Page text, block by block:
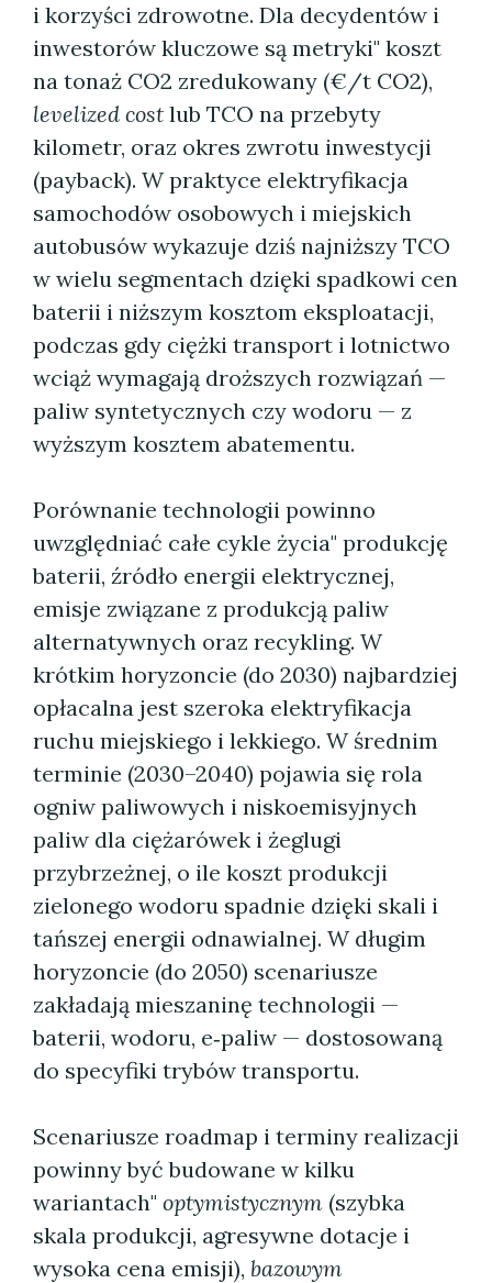
i korzyści zdrowotne. Dla decydentów i
inwestorów kluczowe są metryki" koszt
na tonaż CO2 zredukowany (€/t CO2),
levelized cost lub TCO na przebyty
kilometr, oraz okres zwrotu inwestycji
(payback). W praktyce elektryfikacja
samochodów osobowych i miejskich
autobusów wykazuje dziś najniższy TCO
w wielu segmentach dzięki spadkowi cen
baterii i niższym kosztom eksploatacji,
podczas gdy ciężki transport i lotnictwo
wciąż wymagają droższych rozwiązań —
paliw syntetycznych czy wodoru — z
wyższym kosztem abatementu.
Porównanie technologii powinno
uwzględniać całe cykle życia" produkcję
baterii, źródło energii elektrycznej,
emisje związane z produkcją paliw
alternatywnych oraz recykling. W
krótkim horyzoncie (do 2030) najbardziej
opłacalna jest szeroka elektryfikacja
ruchu miejskiego i lekkiego. W średnim
terminie (2030–2040) pojawia się rola
ogniw paliwowych i niskoemisyjnych
paliw dla ciężarówek i żeglugi
przybrzeżnej, o ile koszt produkcji
zielonego wodoru spadnie dzięki skali i
tańszej energii odnawialnej. W długim
horyzoncie (do 2050) scenariusze
zakładają mieszaninę technologii —
baterii, wodoru, e‑paliw — dostosowaną
do specyfiki trybów transportu.
Scenariusze roadmap i terminy realizacji
powinny być budowane w kilku
wariantach" optymistycznym (szybka
skala produkcji, agresywne dotacje i
wysoka cena emisji), bazowym